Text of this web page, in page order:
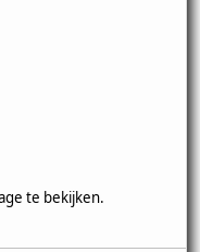
te bekijken.